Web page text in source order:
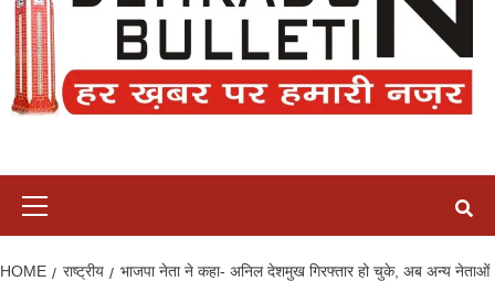
HOME राष्ट्रीय
भाजपा नेता ने कहा- अनिल देशमुख गिरफ्तार हो चुके, अब अन्य नेताओं